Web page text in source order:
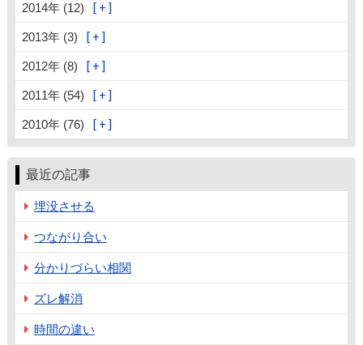
2014年 (12)
2013年 (3)
2012年 (8)
2011年 (54)
2010年 (76)
最近の記事
埋没させる
つながり合い
分かりづらい相関
ズレ解消
時間の違い